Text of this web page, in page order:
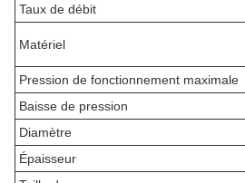
Taux de débit
Matériel
Pression de fonctionnement maximale
Baisse de pression
Diamètre
Épaisseur